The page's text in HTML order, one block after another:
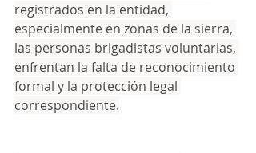
registrados en la entidad,
especialmente en zonas de la sierra,
las personas brigadistas voluntarias,
enfrentan la falta de reconocimiento
formal y la protección legal
correspondiente.